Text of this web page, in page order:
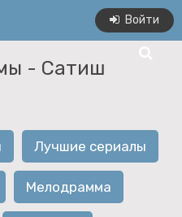
Войти
- Сатиш
Лучшие сериалы
Мелодрамма